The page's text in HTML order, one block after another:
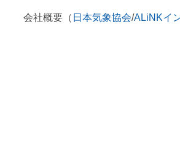
会社概要（ 日本気象協会/ALiNKイ